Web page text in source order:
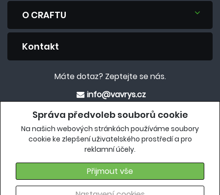
Správa předvoleb souborů cookie
Na našich webových stránkách používáme soubory
cookie ke zlepšení uživatelského prostředí a pro
reklamní účely.
Přijmout vše
O CRAFTU
Kontakt
Máte dotaz? Zeptejte se nás.
info@vavrys.cz
+420 575 570 913
Eshop
crafteshop.vavrys.cz